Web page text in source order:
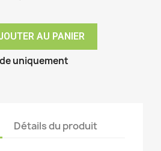
AU PANIER
uniquement
Détails du produit